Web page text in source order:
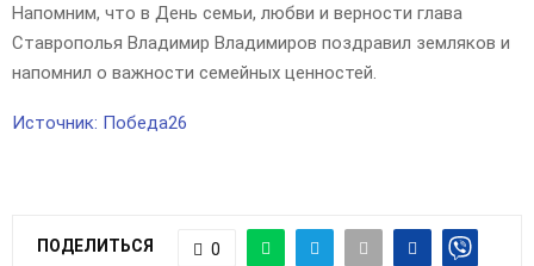
Напомним, что в День семьи, любви и верности глава
Ставрополья Владимир Владимиров поздравил земляков и
напомнил о важности семейных ценностей.
Источник: Победа26
ПОДЕЛИТЬСЯ 0